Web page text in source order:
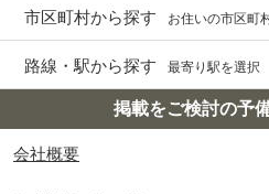
塾・予備校・家庭教師を探す
市区町村から探す
路線・駅から探す 最寄り駅を選択